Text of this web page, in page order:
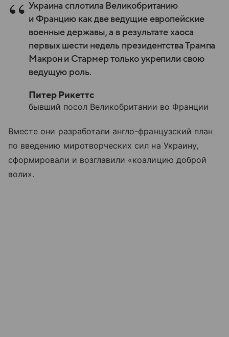
Украина сплотила Великобританию
и Францию как две ведущие европейские
военные державы, а в результате хаоса
первых шести недель президентства Трампа
Макрон и Стармер только укрепили свою
ведущую роль.
Питер Рикеттс
бывший посол Великобритании во Франции
Вместе они разработали англо-французский план
по введению миротворческих сил на Украину,
сформировали и возглавили «коалицию доброй
воли».